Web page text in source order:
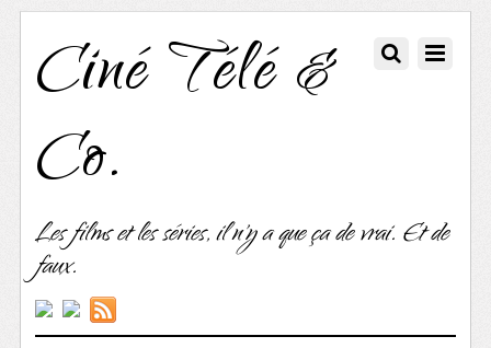
Ciné Télé &
Co.
Les films et les séries, il n'y a que ça de vrai. Et de
faux.